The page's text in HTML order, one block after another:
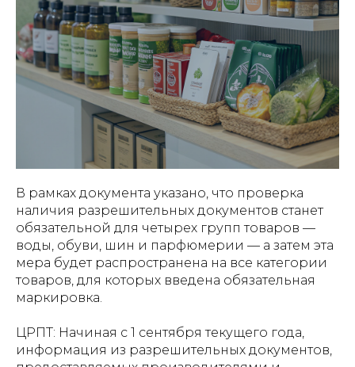
В рамках документа указано, что проверка
наличия разрешительных документов станет
обязательной для четырех групп товаров —
воды, обуви, шин и парфюмерии — а затем эта
мера будет распространена на все категории
товаров, для которых введена обязательная
маркировка.
ЦРПТ: Начиная с 1 сентября текущего года,
информация из разрешительных документов,